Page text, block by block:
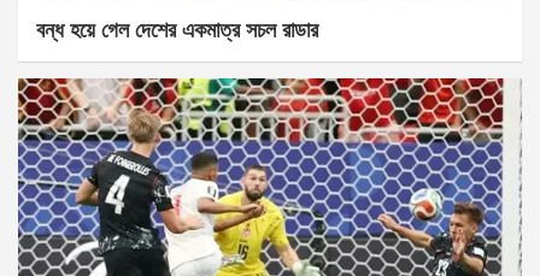
বন্ধ হয়ে গেল দেশের একমাত্র সচল রাডার